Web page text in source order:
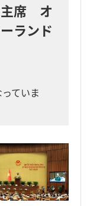
主席 オ
ランド
ていま